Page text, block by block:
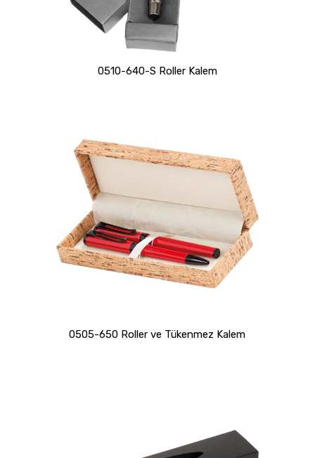
0510-640-S Roller Kalem
0505-650 Roller ve Tükenmez Kalem